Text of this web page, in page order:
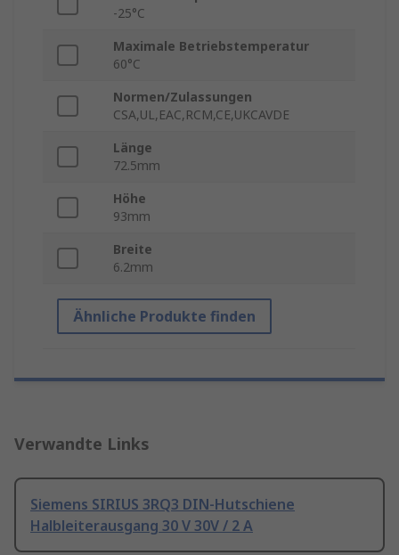
-25°C
Maximale Betriebstemperatur
60°C
Normen/Zulassungen
CSA,UL,EAC,RCM,CE,UKCAVDE
Länge
72.5mm
Höhe
93mm
Breite
6.2mm
Ähnliche Produkte finden
Verwandte Links
Siemens SIRIUS 3RQ3 DIN-Hutschiene
Halbleiterausgang 30 V 30V / 2 A